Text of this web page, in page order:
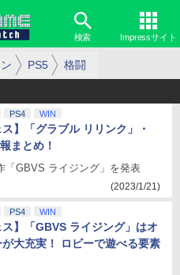
検索 Impressサイト
PS5 格闘
PS4 WIN
ス】「グラブル リリンク」・
まとめ！
「GBVS ライジング」を発表
(2023/1/21)
PS4 WIN
ス】「GBVS ライジング」はオ
大充実！ ロビーで遊べる要素